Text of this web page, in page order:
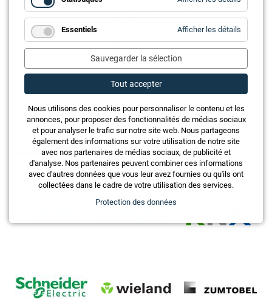
entreprises suivantes soutiennent la promotion de
la relève, dans le cadre de l’action « Nous sommes
l’avenir » initiée par EIT.swiss en collaboration
avec Domotech:
Essentiels Afficher les détails
Sauvegarder la sélection
Tout accepter
Nous utilisons des cookies pour personnaliser le contenu et les
annonces, pour proposer des fonctionnalités de médias sociaux
et pour analyser le trafic sur notre site web. Nous partageons
également des informations sur votre utilisation de notre site
avec nos partenaires de médias sociaux, de publicité et
d'analyse. Nos partenaires peuvent combiner ces informations
avec d'autres données que vous leur avez fournies ou qu'ils ont
collectées dans le cadre de votre utilisation des services.
Protection des données